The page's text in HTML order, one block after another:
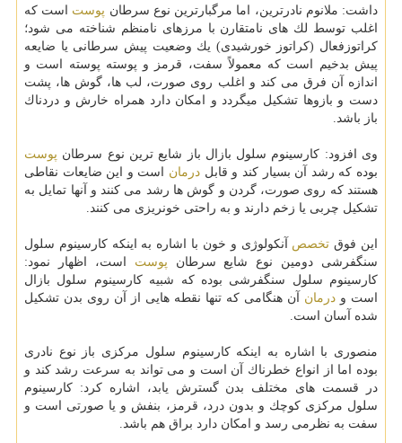
داشت: ملانوم نادرترین، اما مرگبارترین نوع سرطان پوست است كه
اغلب توسط لك های نامتقارن با مرزهای نامنظم شناخته می شود؛
كراتوزفعال (كراتوز خورشیدی) یك وضعیت پیش سرطانی یا ضایعه
پیش بدخیم است كه معمولاً سفت، قرمز و پوسته پوسته است و
اندازه آن فرق می كند و اغلب روی صورت، لب ها، گوش ها، پشت
دست و بازوها تشكیل میگردد و امكان دارد همراه خارش و دردناك
باز باشد.
وی افزود: كارسینوم سلول بازال باز شایع ترین نوع سرطان پوست
بوده كه رشد آن بسیار كند و قابل درمان است و این ضایعات نقاطی
هستند كه روی صورت، گردن و گوش ها رشد می كنند و آنها تمایل به
تشكیل چربی یا زخم دارند و به راحتی خونریزی می كنند.
این فوق تخصص آنكولوژی و خون با اشاره به اینكه كارسینوم سلول
سنگفرشی دومین نوع شایع سرطان پوست است، اظهار نمود:
كارسینوم سلول سنگفرشی بوده كه شبیه كارسینوم سلول بازال
است و درمان آن هنگامی كه تنها نقطه هایی از آن روی بدن تشكیل
شده آسان است.
منصوری با اشاره به اینكه كارسینوم سلول مركزی باز نوع نادری
بوده اما از انواع خطرناك آن است و می تواند به سرعت رشد كند و
در قسمت های مختلف بدن گسترش یابد، اشاره كرد: كارسینوم
سلول مركزی كوچك و بدون درد، قرمز، بنفش و یا صورتی است و
سفت به نظرمی رسد و امكان دارد براق هم باشد.